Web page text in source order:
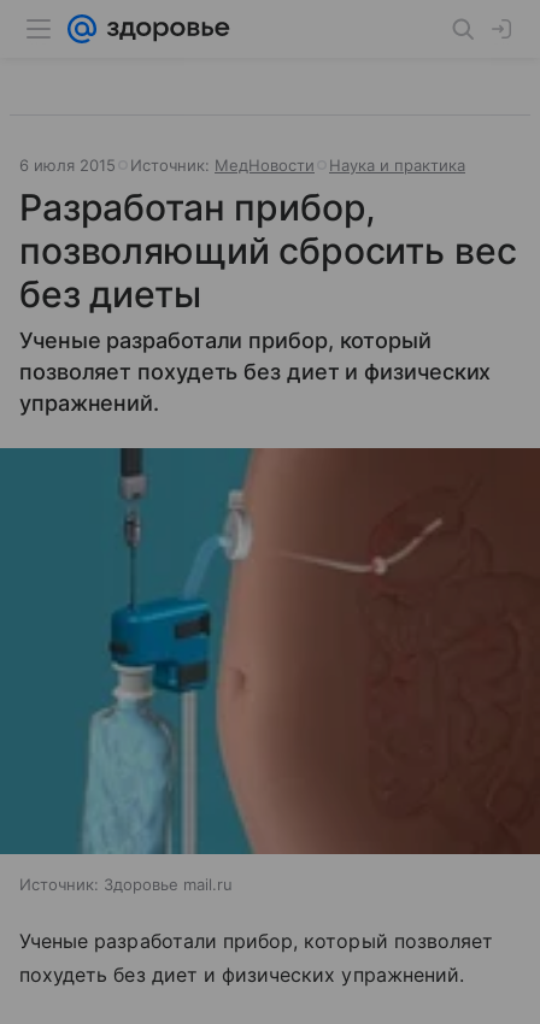
6 июля 2015 Источник: МедНовости Наука и практика
Разработан прибор,
позволяющий сбросить вес
без диеты
Ученые разработали прибор, который
позволяет похудеть без диет и физических
упражнений.
Источник: Здоровье mail.ru
Ученые разработали прибор, который позволяет
похудеть без диет и физических упражнений.